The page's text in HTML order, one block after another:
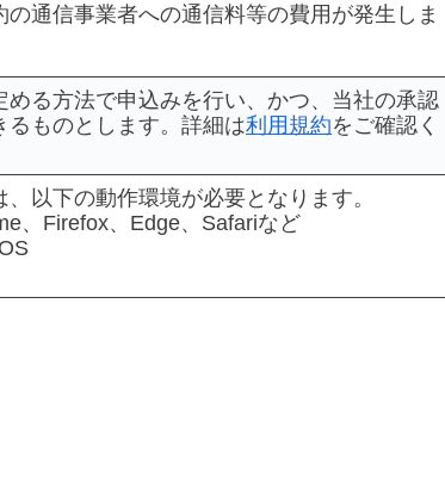
通信事業者への通信料等の費用が発生しま
る方法で申込みを行い、かつ、当社の承認
るものとします。詳細は利用規約をご確認く
以下の動作環境が必要となります。
、Firefox、Edge、Safariなど